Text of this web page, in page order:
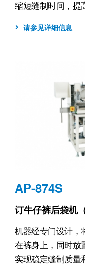
缩短缝制时间，提
请参见详细信息
AP-874S
订牛仔裤后袋机
机器经专门设计，
在裤身上，同时放
实现稳定缝制质量